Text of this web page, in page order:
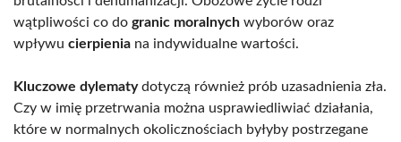
wątpliwości co do granic moralnych wyborów oraz
wpływu cierpienia na indywidualne wartości.
Kluczowe dylematydotyczą również prób uzasadnienia zła.
Czy w imię przetrwania można usprawiedliwiać działania,
które w normalnych okolicznościach byłyby postrzegane